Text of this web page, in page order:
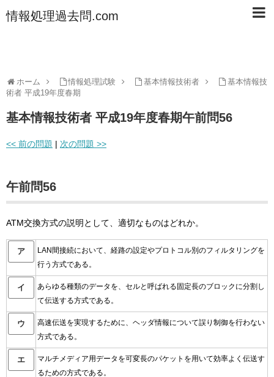
情報処理過去問.com
ホーム 情報処理試験 基本情報技術者
基本情報技
術者 平成19年度春期
基本情報技術者 平成19年度春期午前問56
<< 前の問題 | 次の問題 >>
午前問56
ATM交換方式の説明として、適切なものはどれか。
ア
LAN間接続において、経路の設定やプロトコル別のフィルタリングを
行う方式である。
イ
あらゆる種類のデータを、セルと呼ばれる固定長のブロックに分割し
て伝送する方式である。
ウ
高速伝送を実現するために、ヘッダ情報について誤り制御を行わない
方式である。
エ
マルチメディア用データを可変長のパケットを用いて効率よく伝送す
るための方式である。